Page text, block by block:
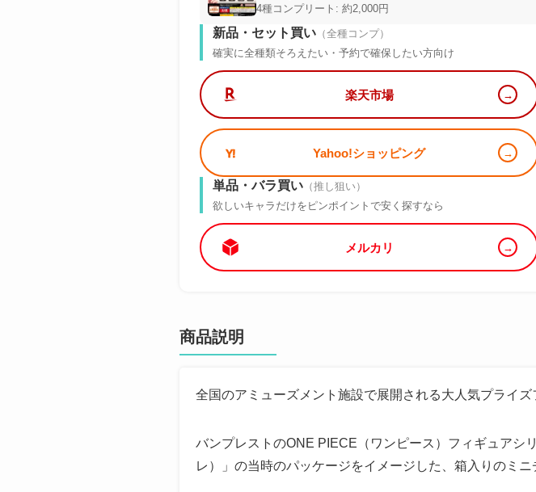
4種コンプリート: 約2,000円
新品・セット買い （全種コンプ）
確実に全種類そろえたい・予約で確保したい方向け
楽天市場
Yahoo!ショッピング
単品・バラ買い （推し狙い）
欲しいキャラだけをピンポイントで安く探すなら
メルカリ
商品説明
全国のアミューズメント施設で展開される大人気プライ
バンプレストのONE PIECE（ワンピース）フィギュアシ
レ）」の当時のパッケージをイメージした、箱入りのミニ